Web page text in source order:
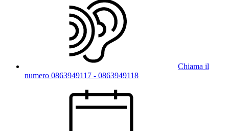
Chiama il
numero 0863949117 - 0863949118